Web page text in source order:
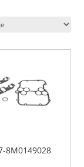
8M0149028